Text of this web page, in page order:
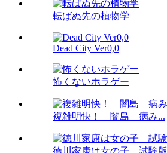
転ばぬ先の植物学
Dead City Ver0,0
怖くないホラゲー
複雑明快！ 闇島 病み...